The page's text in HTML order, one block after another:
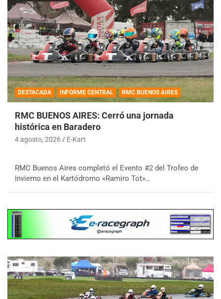
DESTACADA INFORME CENTRAL RMC BUENOS AIRES
RMC BUENOS AIRES: Cerró una jornada
histórica en Baradero
4 agosto, 2026 E-Kart
RMC Buenos Aires completó el Evento #2 del Trofeo de
Invierno en el Kartódromo «Ramiro Tot»…